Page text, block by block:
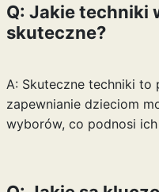
Q: Jakie techniki
skuteczne?
A: Skuteczne techniki
zapewnianie dzieciom
wyborów, co podnosi